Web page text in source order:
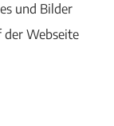
und Bilder
der Webseite